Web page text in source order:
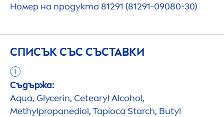
Номер на продукта 81291 (81291-09080-30)
СПИСЪК СЪС СЪСТАВКИ
Съдържа:
Aqua, Glycerin, Cetearyl Alcohol,
Methylpropanediol, Tapioca Starch, Butyl